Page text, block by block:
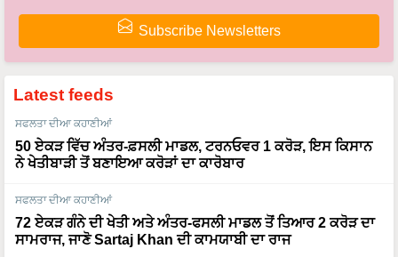
Subscribe Newsletters
Latest feeds
ਸਫਲਤਾ ਦੀਆ ਕਹਾਣੀਆਂ
50 ਏਕੜ ਵਿੱਚ ਅੰਤਰ-ਫ਼ਸਲੀ ਮਾਡਲ, ਟਰਨਓਵਰ 1 ਕਰੋੜ, ਇਸ ਕਿਸਾਨ
ਨੇ ਖੇਤੀਬਾੜੀ ਤੋਂ ਬਣਾਇਆ ਕਰੋੜਾਂ ਦਾ ਕਾਰੋਬਾਰ
ਸਫਲਤਾ ਦੀਆ ਕਹਾਣੀਆਂ
72 ਏਕੜ ਗੰਨੇ ਦੀ ਖੇਤੀ ਅਤੇ ਅੰਤਰ-ਫਸਲੀ ਮਾਡਲ ਤੋਂ ਤਿਆਰ 2 ਕਰੋੜ ਦਾ
ਸਾਮਰਾਜ, ਜਾਣੋ Sartaj Khan ਦੀ ਕਾਮਯਾਬੀ ਦਾ ਰਾਜ